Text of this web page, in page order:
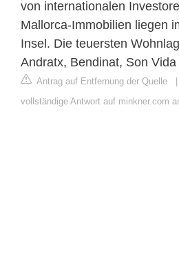
von internationalen
Mallorca-Immobilien liegen
Insel. Die teuersten
Andratx, Bendinat, Son
Antrag auf Entfernung der Quelle
vollständige Antwort auf minkner.com